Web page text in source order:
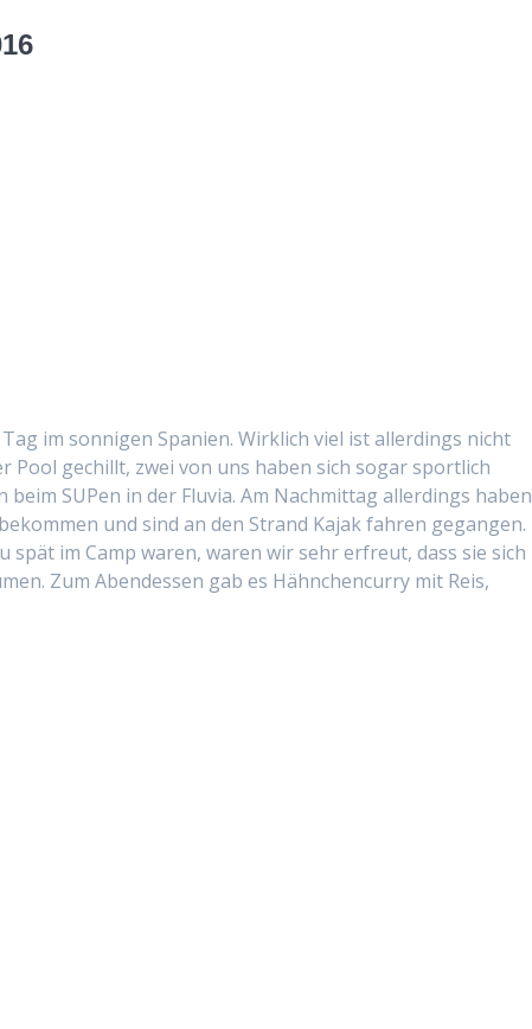
im son­ni­gen Spanien. Wirk­lich viel ist allerd­ings nicht
Pool gechillt, zwei von uns haben sich sog­ar sportlich
SUPen in der Flu­via. Am Nach­mit­tag allerd­ings haben
und sind an den Strand Kajak fahren gegan­gen.
im Camp waren, waren wir sehr erfreut, dass sie sich
Zum Aben­dessen gab es Häh­nchen­cur­ry mit Reis,